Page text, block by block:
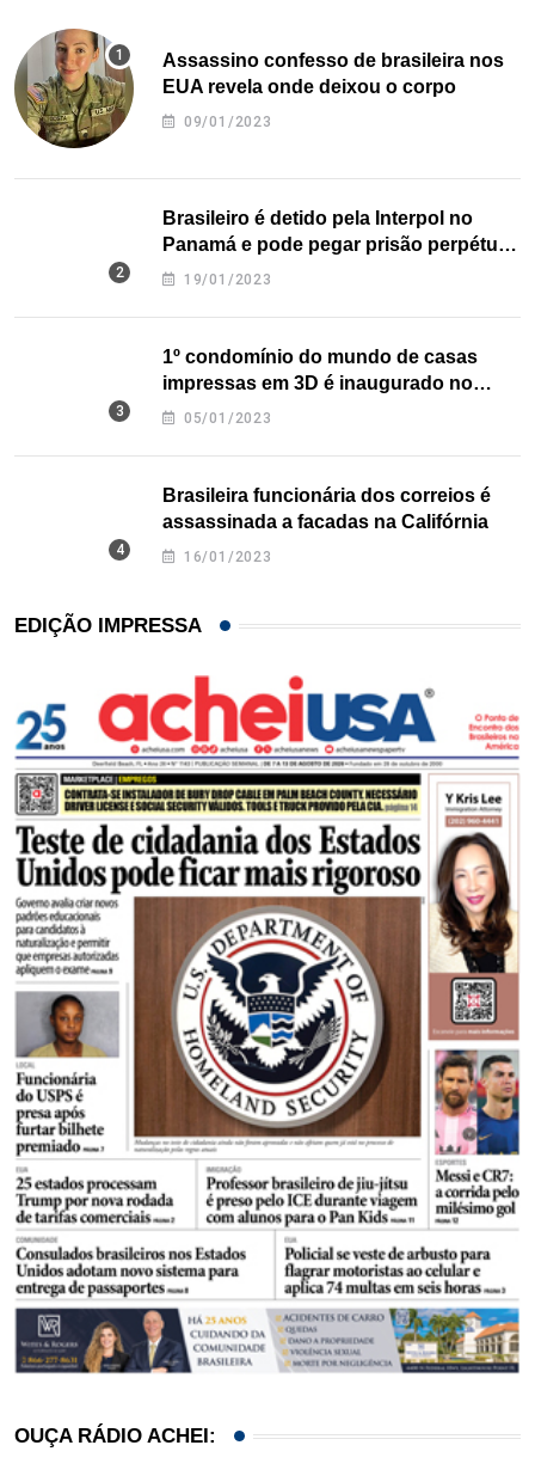
Assassino confesso de brasileira nos
EUA revela onde deixou o corpo
09/01/2023
Brasileiro é detido pela Interpol no
Panamá e pode pegar prisão perpétua
nos EUA
19/01/2023
1º condomínio do mundo de casas
impressas em 3D é inaugurado no
Texas
05/01/2023
Brasileira funcionária dos correios é
assassinada a facadas na Califórnia
16/01/2023
EDIÇÃO IMPRESSA
OUÇA RÁDIO ACHEI: